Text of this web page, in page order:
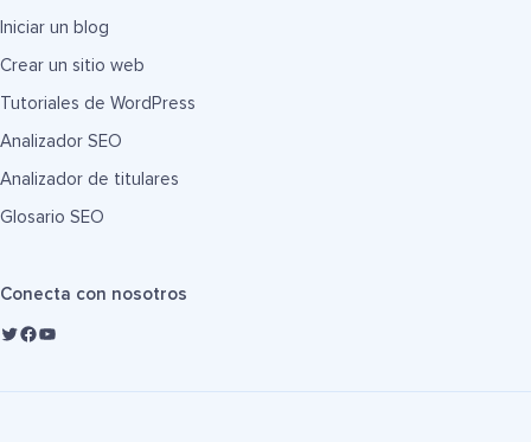
Iniciar un blog
Crear un sitio web
Tutoriales de WordPress
Analizador SEO
Analizador de titulares
Glosario SEO
Conecta con nosotros